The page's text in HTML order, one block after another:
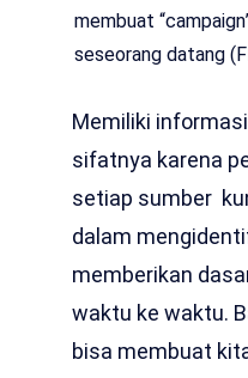
membuat
seseorang datang
Memiliki
sifatnya karena
setiap sumber
dalam
memberikan
waktu ke waktu.
bisa membuat